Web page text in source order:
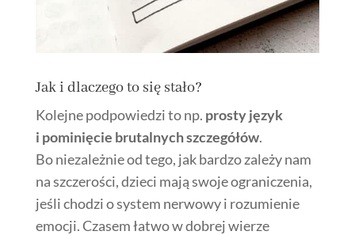
Jak i dlaczego to się stało?
Kolejne podpowiedzi to np. prosty język
i pominięcie brutalnych szczegółów.
Bo niezależnie od tego, jak bardzo zależy nam
na szczerości, dzieci mają swoje ograniczenia,
jeśli chodzi o system nerwowy i rozumienie
emocji. Czasem łatwo w dobrej wierze